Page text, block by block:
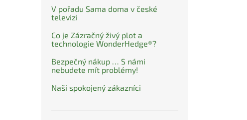
V pořadu Sama doma v české
televizi
Co je Zázračný živý plot a
technologie WonderHedge®?
Bezpečný nákup … S námi
nebudete mít problémy!
Naši spokojený zákazníci